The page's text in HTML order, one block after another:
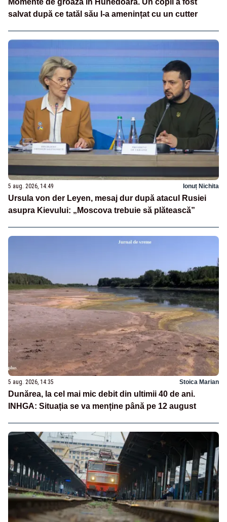
Momente de groază în Hunedoara. Un copil a fost
salvat după ce tatăl său l-a amenințat cu un cutter
5 aug. 2026, 14:49 Ionuț Nichita
Ursula von der Leyen, mesaj dur după atacul Rusiei
asupra Kievului: „Moscova trebuie să plătească”
5 aug. 2026, 14:35 Stoica Marian
Dunărea, la cel mai mic debit din ultimii 40 de ani.
INHGA: Situația se va menține până pe 12 august